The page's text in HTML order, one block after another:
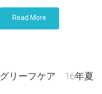
Read More
グリーフケア 16年夏